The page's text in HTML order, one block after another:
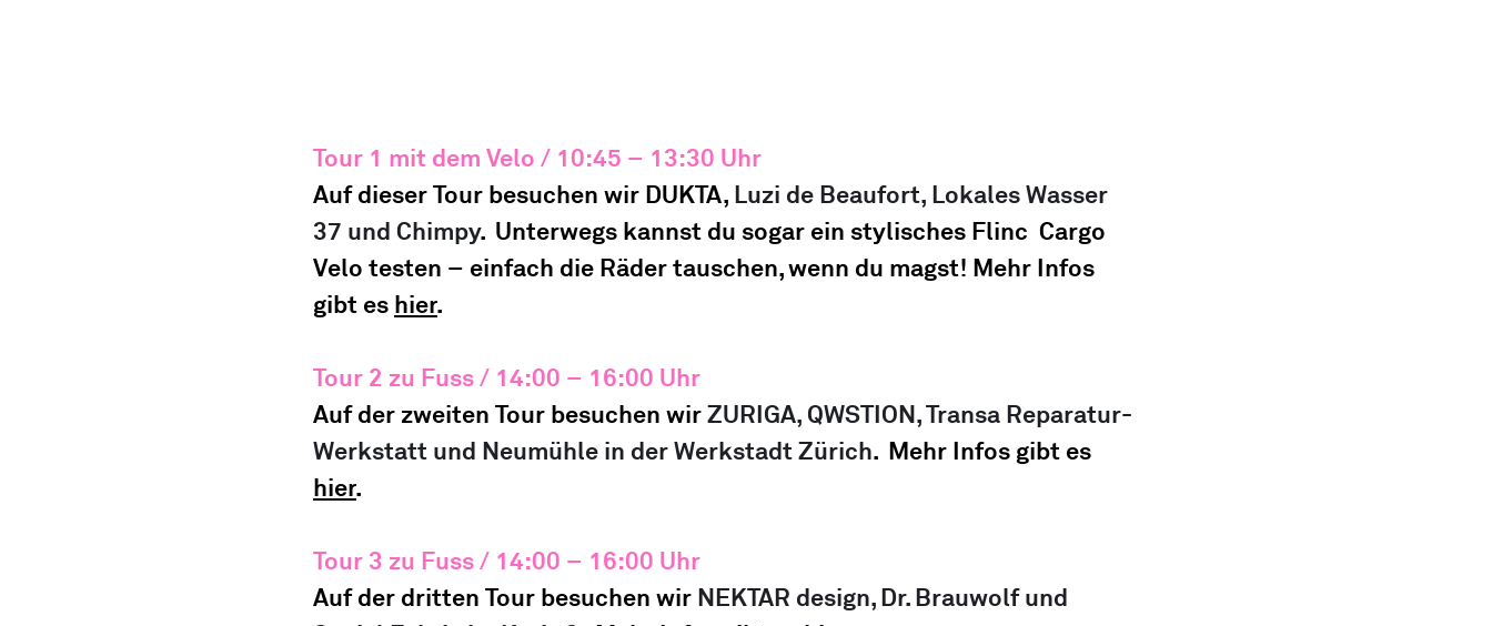
Tour 1 mit dem Velo / 10:45 – 13:30 Uhr
Auf dieser Tour besuchen wir DUKTA, Luzi de Beaufort, Lokales Wasser
37 und Chimpy. Unterwegs kannst du sogar ein stylisches Flinc  Cargo
Velo testen – einfach die Räder tauschen, wenn du magst! Mehr Infos
gibt es hier.
Tour 2 zu Fuss/ 14:00 – 16:00 Uhr
Auf der zweiten Tour besuchen wir ZURIGA, QWSTION, Transa Reparatur-
Werkstatt und Neumühle in der Werkstadt Zürich. Mehr Infos gibt es
hier.
Tour 3 zu Fuss / 14:00 – 16:00 Uhr
Auf der dritten Tour besuchen wir NEKTAR design, Dr. Brauwolf und